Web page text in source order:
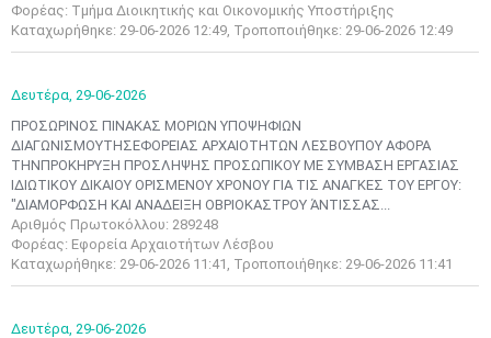
Φορέας: Τμήμα Διοικητικής και Οικονομικής Υποστήριξης
Καταχωρήθηκε: 29-06-2026 12:49, Τροποποιήθηκε: 29-06-2026 12:49
Δευτέρα, 29-06-2026
ΠΡΟΣΩΡΙΝΟΣ ΠΙΝΑΚΑΣ ΜΟΡΙΩΝ ΥΠΟΨΗΦΙΩΝ
ΔΙΑΓΩΝΙΣΜΟΥΤΗΣΕΦΟΡΕΙΑΣ ΑΡΧΑΙΟΤΗΤΩΝ ΛΕΣΒΟΥΠΟΥ ΑΦΟΡΑ
ΤΗΝΠΡΟΚΗΡΥΞΗ ΠΡΟΣΛΗΨΗΣ ΠΡΟΣΩΠΙΚΟΥ ΜΕ ΣΥΜΒΑΣΗ ΕΡΓΑΣΙΑΣ
ΙΔΙΩΤΙΚΟΥ ΔΙΚΑΙΟΥ ΟΡΙΣΜΕΝΟΥ ΧΡΟΝΟΥ ΓΙΑ ΤΙΣ ΑΝΑΓΚΕΣ ΤΟΥ ΕΡΓΟΥ:
"ΔΙΑΜΟΡΦΩΣΗ ΚΑΙ ΑΝΑΔΕΙΞΗ ΟΒΡΙΟΚΑΣΤΡΟΥ ΆΝΤΙΣΣΑΣ...
Αριθμός Πρωτοκόλλου: 289248
Φορέας: Εφορεία Αρχαιοτήτων Λέσβου
Καταχωρήθηκε: 29-06-2026 11:41, Τροποποιήθηκε: 29-06-2026 11:41
Δευτέρα, 29-06-2026